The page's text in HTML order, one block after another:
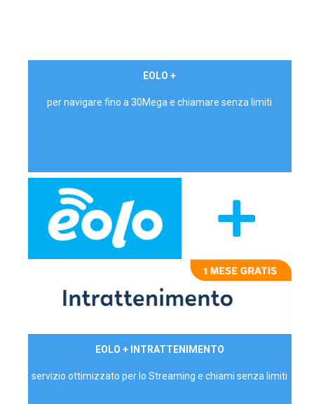
EOLO +
per navigare fino a 30Mega e chiamare senza limiti
EOLO + INTRATTENIMENTO
servizio ottimizzato per lo Streaming e chiami senza limiti